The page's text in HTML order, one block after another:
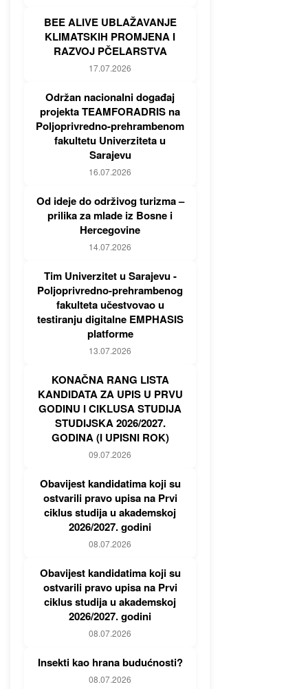
BEE ALIVE UBLAŽAVANJE
KLIMATSKIH PROMJENA I
RAZVOJ PČELARSTVA
17.07.2026
Održan nacionalni događaj
projekta TEAMFORADRIS na
Poljoprivredno-prehrambenom
fakultetu Univerziteta u
Sarajevu
16.07.2026
Od ideje do održivog turizma –
prilika za mlade iz Bosne i
Hercegovine
14.07.2026
Tim Univerzitet u Sarajevu -
Poljoprivredno-prehrambenog
fakulteta učestvovao u
testiranju digitalne EMPHASIS
platforme
13.07.2026
KONAČNA RANG LISTA
KANDIDATA ZA UPIS U PRVU
GODINU I CIKLUSA STUDIJA
STUDIJSKA 2026/2027.
GODINA (I UPISNI ROK)
09.07.2026
Obavijest kandidatima koji su
ostvarili pravo upisa na Prvi
ciklus studija u akademskoj
2026/2027. godini
08.07.2026
Obavijest kandidatima koji su
ostvarili pravo upisa na Prvi
ciklus studija u akademskoj
2026/2027. godini
08.07.2026
Insekti kao hrana budućnosti?
08.07.2026